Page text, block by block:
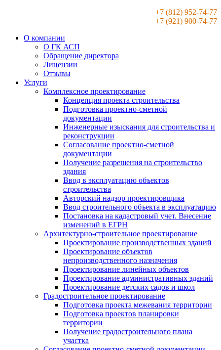
+7 (812) 952-74-77
+7 (921) 900-74-77
О компании
О ГК АСП
Обращение директора
Лицензии
Отзывы
Услуги
Комплексное проектирование
Концепция проекта строительства
Подготовка проектно-сметной
документации
Инженерные изыскания для строительства и
реконструкции
Согласование проектно-сметной
документации
Получение разрешения на строительство
здания
Ввод в эксплуатацию объектов
строительства
Авторский надзор проектировщика
Ввод строительного объекта в эксплуатацию
Постановка на кадастровый учет. Внесение
изменений в ЕГРН
Архитектурно-строительное проектирование
Проектирование производственных зданий
Проектирование объектов
непроизводственного назначения
Проектирование линейных объектов
Проектирование административных зданий
Проектирование детских садов и школ
Градостроительное проектирование
Подготовка проекта межевания территории
Подготовка проектов планировки
территории
Получение градостроительного плана
участка